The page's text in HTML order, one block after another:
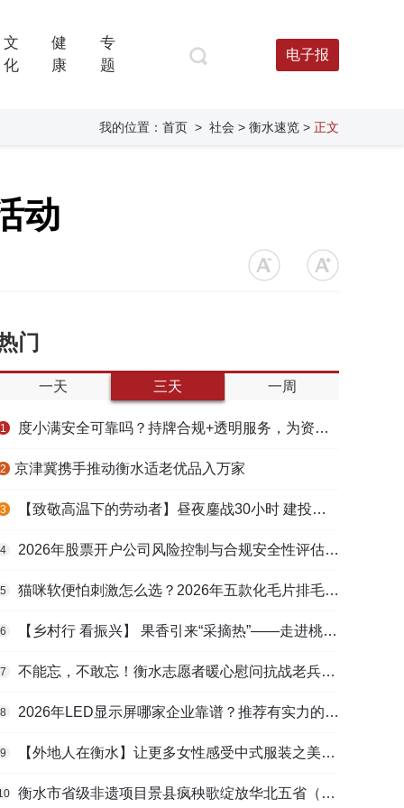
文
化
健
康
专
题
电子报
我的位置： 首页 > 社会 > 衡水速览 > 正文
动
门
一天 三天 一周
1 度小满安全可靠吗？持牌合规+透明服务，为资金周转筑牢多重保障
2 ​京津冀携手推动衡水适老优品入万家
3 【致敬高温下的劳动者】昼夜鏖战30小时 建投衡水水务紧急抢修保民生用水
4 2026年股票开户公司风险控制与合规安全性评估：投资者保护机制哪家靠谱？
5 猫咪软便怕刺激怎么选？2026年五款化毛片排毛护肠避坑指南
6 【乡村行 看振兴】 果香引来“采摘热”——走进桃城区贾家庄村
7 不能忘，不敢忘！衡水志愿者暖心慰问抗战老兵和老党员
8 2026年LED显示屏哪家企业靠谱？推荐有实力的LED显示屏工程服务商
9 【外地人在衡水】让更多女性感受中式服装之美——山东人蒋静静的在衡创业路
衡水市省级非遗项目景县疯秧歌绽放华北五省（区）市舞蹈大赛舞台